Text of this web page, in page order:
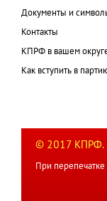
Документы и
Контакты
КПРФ в вашем
Как вступить в
© 2017 КПРФ.
При